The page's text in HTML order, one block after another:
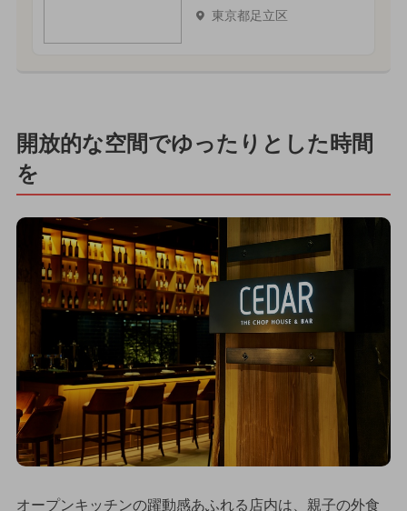
東京都足立区
開放的な空間でゆったりとした時間
を
オープンキッチンの躍動感あふれる店内は、親子の外食